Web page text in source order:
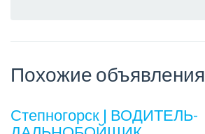
Похожие объявления
Степногорск | ВОДИТЕЛЬ-